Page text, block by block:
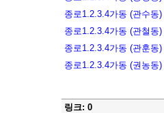
종로1.2.3.4가동 (관수동)
종로1.2.3.4가동 (관철동)
종로1.2.3.4가동 (관훈동)
종로1.2.3.4가동 (권농동)
링크: 0